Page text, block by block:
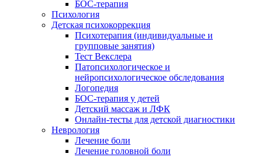
БОС-терапия
Психология
Детская психокоррекция
Психотерапия (индивидуальные и
групповые занятия)
Тест Векслера
Патопсихологическое и
нейропсихологическое обследования
Логопедия
БОС-терапия у детей
Детский массаж и ЛФК
Онлайн-тесты для детской диагностики
Неврология
Лечение боли
Лечение головной боли